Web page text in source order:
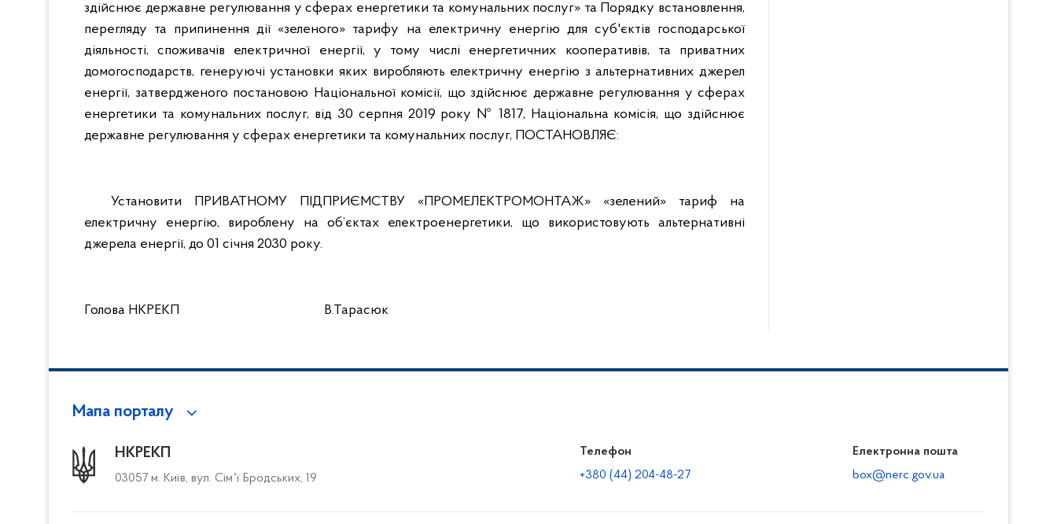
здійснює державне регулювання у сферах енергетики та комунальних послуг» та Порядку встановлення,
перегляду та припинення дії «зеленого» тарифу на електричну енергію для суб'єктів господарської
діяльності, споживачів електричної енергії, у тому числі енергетичних кооперативів, та приватних
домогосподарств, генеруючі установки яких виробляють електричну енергію з альтернативних джерел
енергії, затвердженого постановою Національної комісії, що здійснює державне регулювання у сферах
енергетики та комунальних послуг, від 30 серпня 2019 року № 1817, Національна комісія, що здійснює
державне регулювання у сферах енергетики та комунальних послуг, ПОСТАНОВЛЯЄ:
Установити ПРИВАТНОМУ ПІДПРИЄМСТВУ «ПРОМЕЛЕКТРОМОНТАЖ» «зелений» тариф на
електричну енергію, вироблену на об’єктах електроенергетики, що використовують альтернативні
джерела енергії, до 01 січня 2030 року.
Голова НКРЕКП В.Тарасюк
Мапа порталу
НКРЕКП
03057 м. Київ, вул. Сімʼї Бродських, 19
Телефон
+380 (44) 204-48-27
Електронна пошта
box@nerc.gov.ua